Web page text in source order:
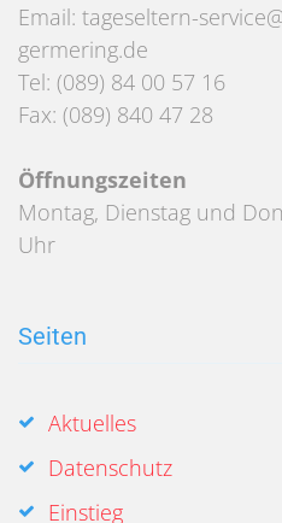
Email: tageseltern-
germering.de
Tel: (089) 84 00 57 16
Fax: (089) 840 47 28
Öffnungszeiten
Montag, Dienstag und
Uhr
Seiten
Aktuelles
Datenschutz
Einstieg